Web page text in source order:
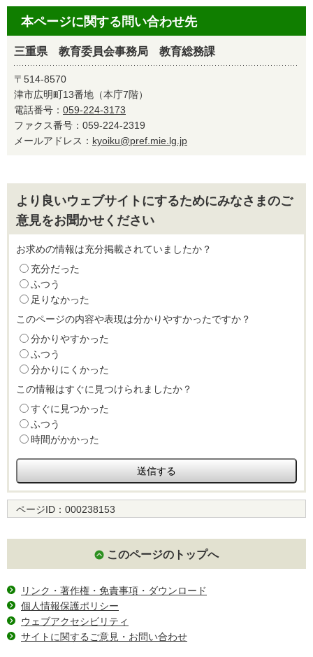
本ページに関する問い合わせ先
三重県 教育委員会事務局 教育総務課
〒514-8570
津市広明町13番地（本庁7階）
電話番号： 059-224-3173
ファクス番号：059-224-2319
メールアドレス： kyoiku@pref.mie.lg.jp
より良いウェブサイトにするためにみなさまのご
意見をお聞かせください
お求めの情報は充分掲載されていましたか？
充分だった
ふつう
足りなかった
このページの内容や表現は分かりやすかったですか？
分かりやすかった
ふつう
分かりにくかった
この情報はすぐに見つけられましたか？
すぐに見つかった
ふつう
時間がかかった
ページID： 000238153
このページのトップへ
リンク・著作権・免責事項・ダウンロード
個人情報保護ポリシー
ウェブアクセシビリティ
サイトに関するご意見・お問い合わせ